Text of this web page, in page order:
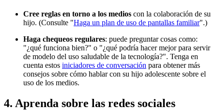
Cree reglas en torno a los medios con la colaboración de su
hijo. (Consulte "Haga un plan de uso de pantallas familiar".)
Haga chequeos regulares: puede preguntar cosas como:
"¿qué funciona bien?" o "¿qué podría hacer mejor para servir
de modelo del uso saludable de la tecnología?". Tenga en
cuenta estos iniciadores de conversación para obtener más
consejos sobre cómo hablar con su hijo adolescente sobre el
uso de los medios.
4. Aprenda sobre las redes sociales